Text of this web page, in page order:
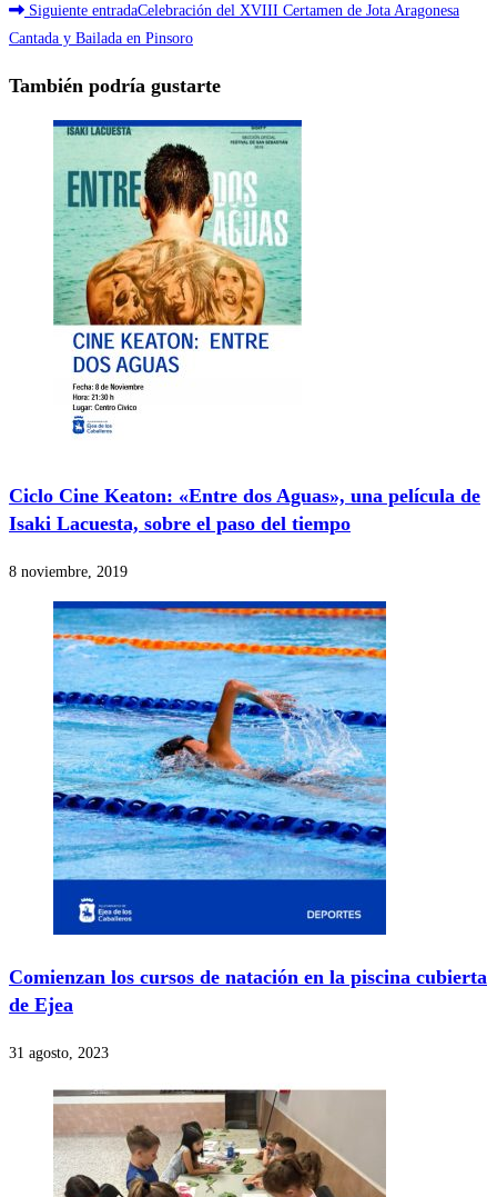
artículos
Siguiente entradaCelebración del XVIII Certamen de Jota Aragonesa
Cantada y Bailada en Pinsoro
También podría gustarte
Ciclo Cine Keaton: «Entre dos Aguas», una película de
Isaki Lacuesta, sobre el paso del tiempo
8 noviembre, 2019
Comienzan los cursos de natación en la piscina cubierta
de Ejea
31 agosto, 2023